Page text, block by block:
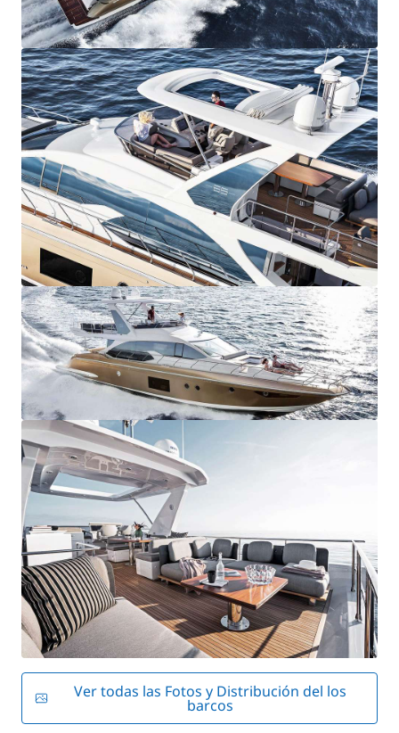
Ver todas las Fotos y Distribución del los
barcos